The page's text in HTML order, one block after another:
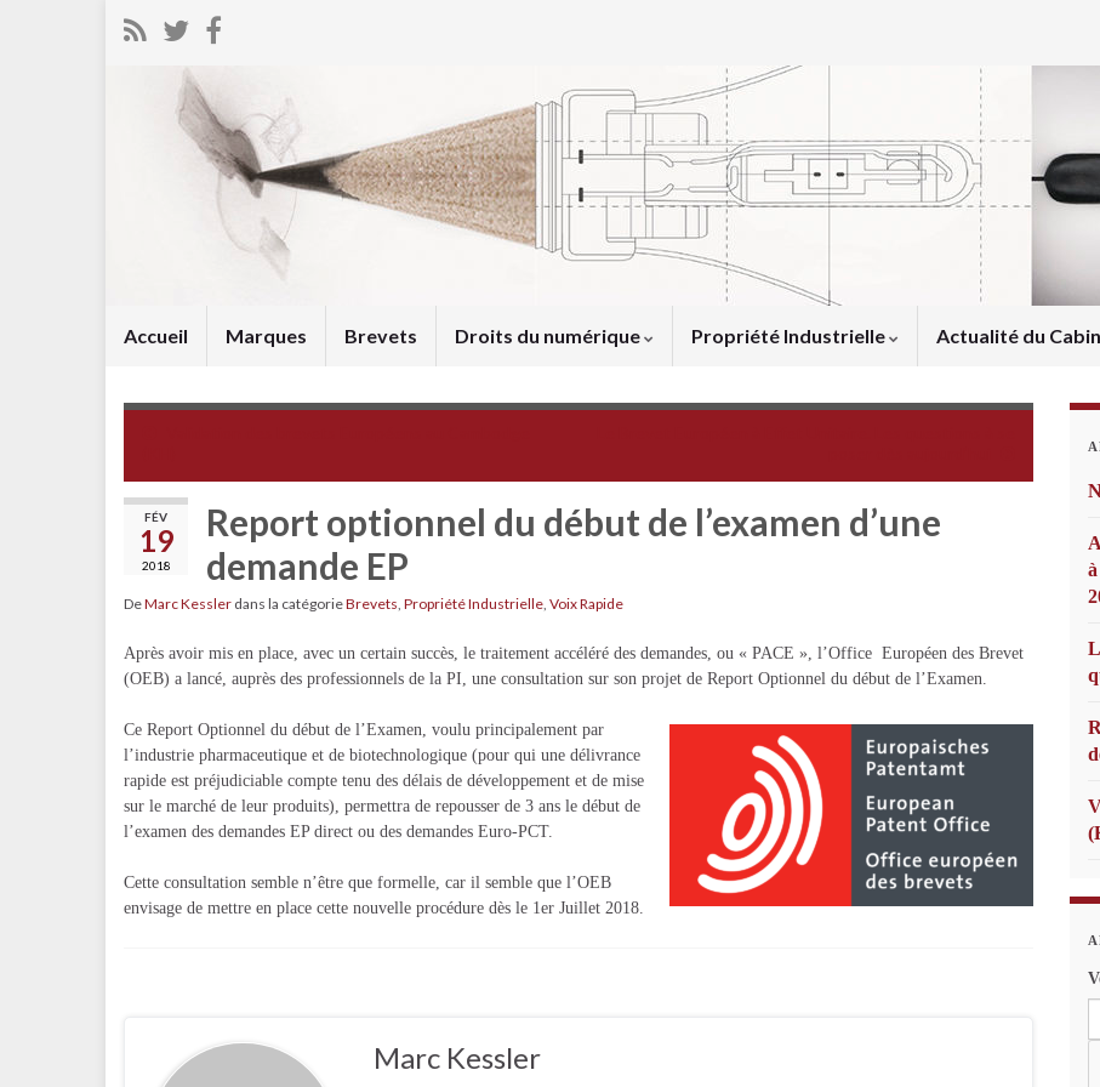
Accueil Marques Brevets Droits du numérique Propriété Industrielle Actualité du
FÉV
19
2018
Report optionnel du début de l’examen d’une
demande EP
DeMarc Kessler dans la catégorieBrevets, Propriété Industrielle, Voix Rapide
Après avoir mis en place, avec un certain succès, le traitement accéléré des demandes, ou « PACE », l’Office Européen des Brevet
(OEB) a lancé, auprès des professionnels de la PI, une consultation sur son projet de Report Optionnel du début de l’Examen.
Ce Report Optionnel du début de l’Examen, voulu principalement par
l’industrie pharmaceutique et de biotechnologique (pour qui une délivrance
rapide est préjudiciable compte tenu des délais de développement et de mise
sur le marché de leur produits), permettra de repousser de 3 ans le début de
l’examen des demandes EP direct ou des demandes Euro-PCT.
Cette consultation semble n’être que formelle, car il semble que l’OEB
envisage de mettre en place cette nouvelle procédure dès le 1er Juillet 2018.
Marc Kessler